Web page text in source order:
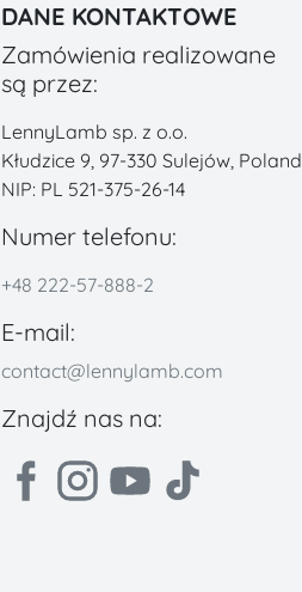
DANE KONTAKTOWE
Zamówienia realizowane
są przez:
LennyLamb sp. z o.o.
Kłudzice 9, 97-330 Sulejów, Poland
NIP: PL 521-375-26-14
Numer telefonu:
+48 222-57-888-2
E-mail:
contact@lennylamb.com
Znajdź nas na: